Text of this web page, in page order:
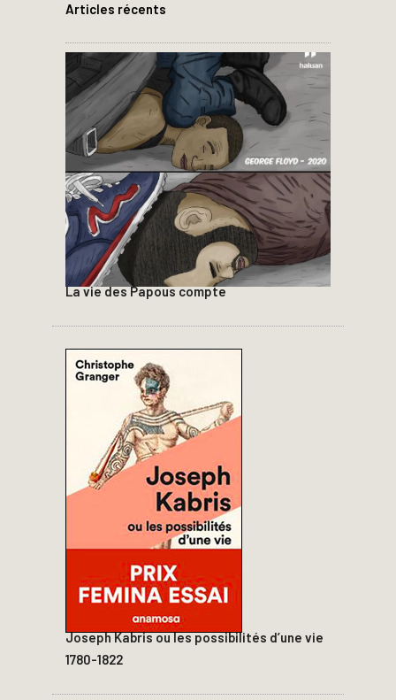
Articles récents
La vie des Papous compte
Joseph Kabris ou les possibilités d’une vie
1780-1822